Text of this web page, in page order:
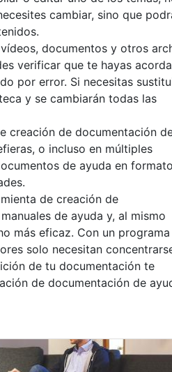
cambiar, sino que
documentos y otros
verificar que te hayas
por error. Si necesitas
y se cambiarán todas las
creación de documentación
o incluso en múltiples
de ayuda en
de creación de
de ayuda y, al mismo
más eficaz. Con un
solo necesitan
de tu documentación te
de documentación de